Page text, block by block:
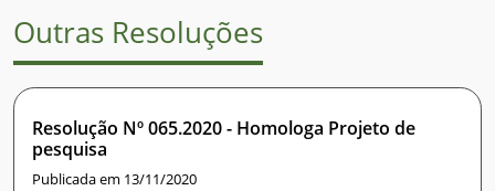
Outras Resoluções
Resolução Nº 065.2020 - Homologa Projeto de
pesquisa
Publicada em 13/11/2020